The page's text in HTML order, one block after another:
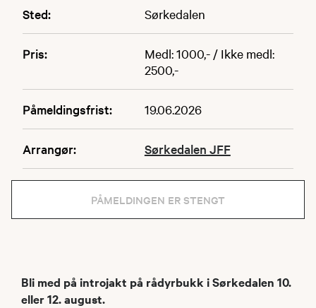
Sted: Sørkedalen
Pris:
Medl: 1000,- / Ikke medl:
2500,-
Påmeldingsfrist: 19.06.2026
Arrangør: Sørkedalen JFF
PÅMELDINGEN ER STENGT
Bli med på introjakt på rådyrbukk i Sørkedalen 10.
eller 12. august.